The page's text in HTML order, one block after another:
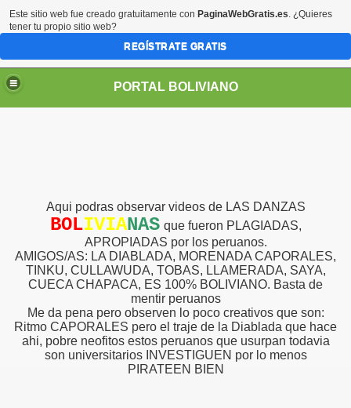
PORTAL BOLIVIANO
Aqui podras observar videos de LAS DANZAS
BOLIVIANAS que fueron PLAGIADAS,
APROPIADAS por los peruanos.
AMIGOS/AS: LA DIABLADA, MORENADA CAPORALES,
TINKU, CULLAWUDA, TOBAS, LLAMERADA, SAYA,
CUECA CHAPACA, ES 100% BOLIVIANO. Basta de
mentir peruanos
Me da pena pero observen lo poco creativos que son:
Ritmo CAPORALES pero el traje de la Diablada que hace
ahi, pobre neofitos estos peruanos que usurpan todavia
son universitarios INVESTIGUEN por lo menos
PIRATEEN BIEN
Este sitio web fue creado gratuitamente con PaginaWebGratis.es. ¿Quieres
tener tu propio sitio web?
REGÍSTRATE GRATIS